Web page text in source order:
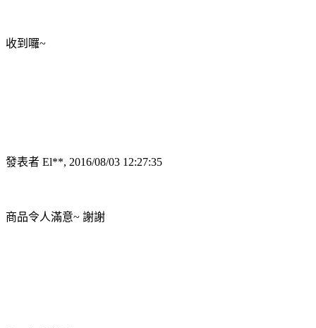
收到囉~
發表者 El**, 2016/08/03 12:27:35
商品令人滿意~ 謝謝